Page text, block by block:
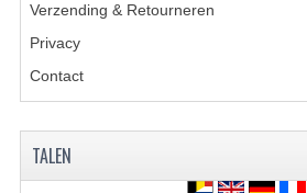
BRANDSTOF SYSTEEM
GEREEDSCHAP
Verzending & Retourneren
Privacy
Contact
TALEN